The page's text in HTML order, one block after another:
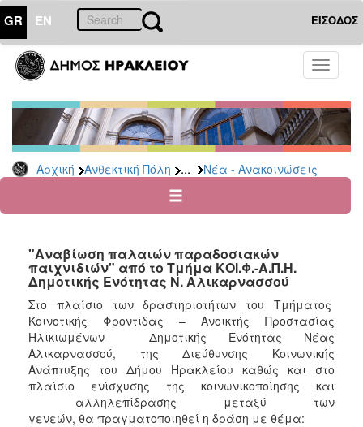
GR EN ΕΙΣΟΔΟΣ
Toggle
Αρχική Ανθεκτική Πόλη ... Νέα - Ανακοινώσεις
ΑΝΘΕΚΤΙΚΗ
ΠΟΛΗ
Κοινωνική
Πολιτική
Νέα
Ανακοινώσεις
για
Οικονομική
Αδυναμία
&
Φυσικές
Καταστροφές
Κέντρα
Κοινοτικής
Φροντίδας
(Κ.Α.Π.Η.)
"Αναβίωση παλαιών παραδοσιακών
παιχνιδιών" από το Τμήμα ΚΟΙ.Φ.-Α.Π.Η.
Δημοτικής Ενότητας Ν. Αλικαρνασσού
Στο πλαίσιο των δραστηριοτήτων του Τμήματος
Κοινοτικής Φροντίδας – Ανοικτής Προστασίας
Ηλικιωμένων Δημοτικής Ενότητας Νέας
Αλικαρνασσού, της Διεύθυνσης Κοινωνικής
Ανάπτυξης του Δήμου Ηρακλείου καθώς και στο
πλαίσιο ενίσχυσης της κοινωνικοποίησης και
αλληλεπίδρασης μεταξύ των
γενεών, θα πραγματοποιηθεί η δράση με θέμα: